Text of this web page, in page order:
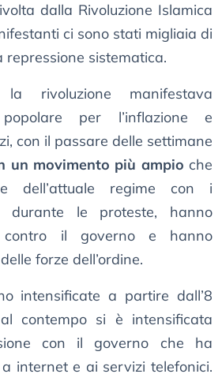
dalla Rivoluzione Islamica
ci sono stati migliaia di
repressione sistematica.
rivoluzione manifestava
popolare per l’inflazione e
con il passare delle settimane
un movimento più ampio che
dell’attuale regime con i
durante le proteste, hanno
contro il governo e hanno
forze dell’ordine.
intensificate a partire dall’8
contempo si è intensificata
con il governo che ha
a internet e ai servizi telefonici.